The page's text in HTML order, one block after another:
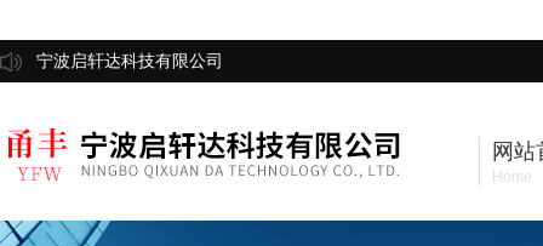
宁波启轩达科技有限公司
网站
Home